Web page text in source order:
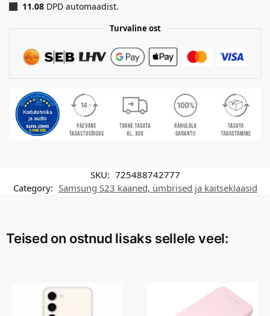
11.08 DPD automaadist.
Turvaline ost
SKU: 725488742777
Category: Samsung S23 kaaned, ümbrised ja kaitseklaasid
Teised on ostnud lisaks sellele veel: